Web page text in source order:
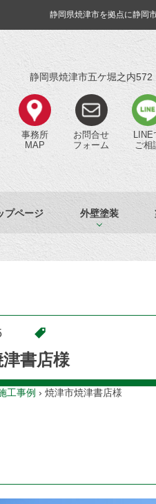
静岡県焼津市を拠点に静岡
静岡県焼津市五ケ堀之内572
事務所
MAP
お問合せ
フォーム
LINE
ご相
プページ 外壁塗装
書店様
工事例 › 焼津市焼津書店様